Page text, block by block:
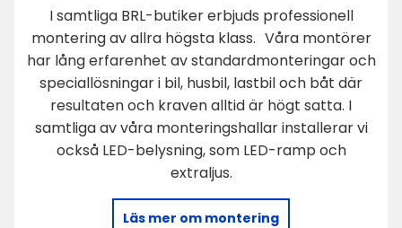
I samtliga BRL-butiker erbjuds professionell
montering av allra högsta klass. Våra montörer
har lång erfarenhet av standardmonteringar och
speciallösningar i bil, husbil, lastbil och båt där
resultaten och kraven alltid är högt satta. I
samtliga av våra monteringshallar installerar vi
också LED-belysning, som LED-ramp och
extraljus.
Läs mer om montering